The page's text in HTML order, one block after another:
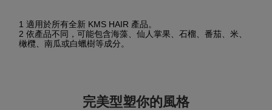
1 適用於所有全新 KMS HAIR 產品。
2 依產品不同，可能包含海藻、仙人掌果、石榴、番茄、米、
橄欖、南瓜或白蠟樹等成分。
完美型塑你的風格